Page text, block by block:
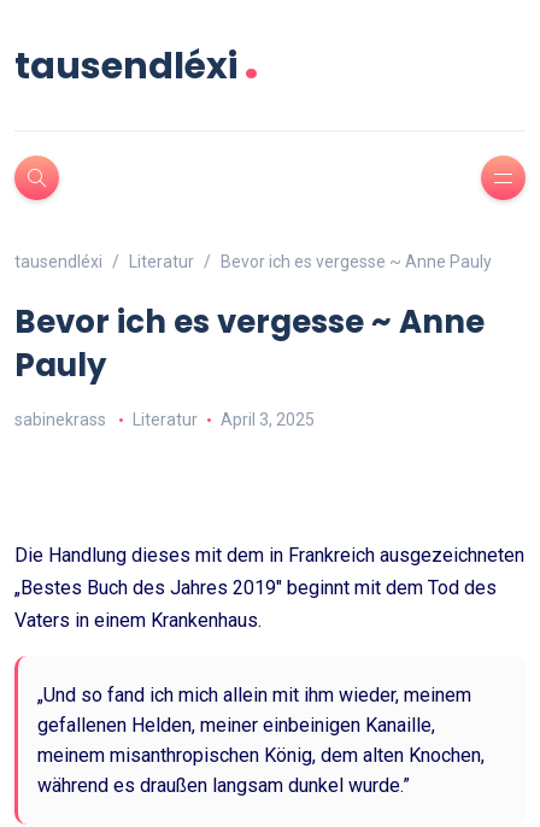
tausendléxi.
tausendléxi Literatur Bevor ich es vergesse ~ Anne Pauly
Bevor ich es vergesse ~ Anne
Pauly
sabinekrass Literatur April 3, 2025
Die Handlung dieses mit dem in Frankreich ausgezeichneten
„Bestes Buch des Jahres 2019″ beginnt mit dem Tod des
Vaters in einem Krankenhaus.
„Und so fand ich mich allein mit ihm wieder, meinem
gefallenen Helden, meiner einbeinigen Kanaille,
meinem misanthropischen König, dem alten Knochen,
während es draußen langsam dunkel wurde.”